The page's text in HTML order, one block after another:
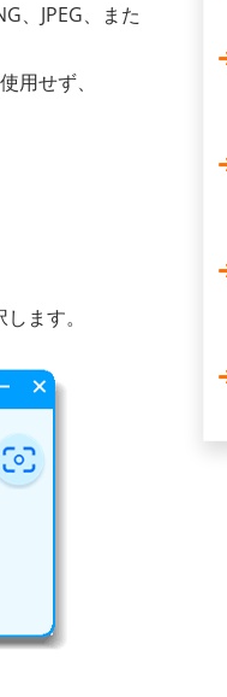
、JPEG、また
用せず、
ます。